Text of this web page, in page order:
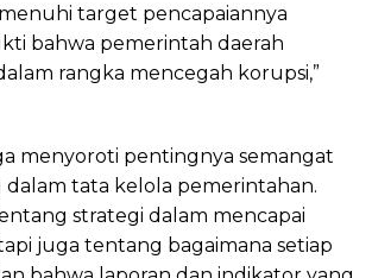
target pencapaiannya
bahwa pemerintah daerah
rangka mencegah korupsi,”
menyoroti pentingnya semangat
tata kelola pemerintahan.
strategi dalam mencapai
juga tentang bagaimana setiap